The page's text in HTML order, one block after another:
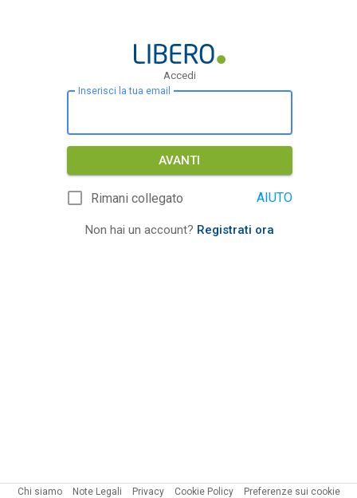
Accedi
Inserisci la tua email
AVANTI
Rimani collegato AIUTO
Non hai un account? Registrati ora
Chi siamo Note Legali Privacy Cookie Policy
Preferenze sui cookie